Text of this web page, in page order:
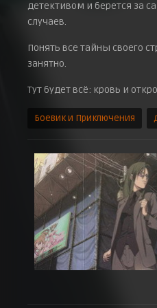
детективом и берется за
случаев.
Понять все тайны своего
занятно.
Тут будет всё: кровь и
Боевик и Приключения